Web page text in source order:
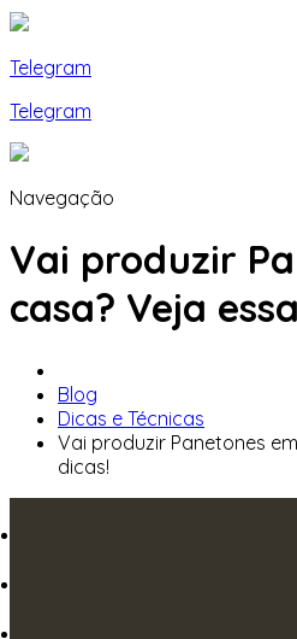
Telegram
Telegram
Navegação
Vai produzir
casa? Veja
Blog
Dicas e Técnicas
Vai produzir Panetones
dicas!